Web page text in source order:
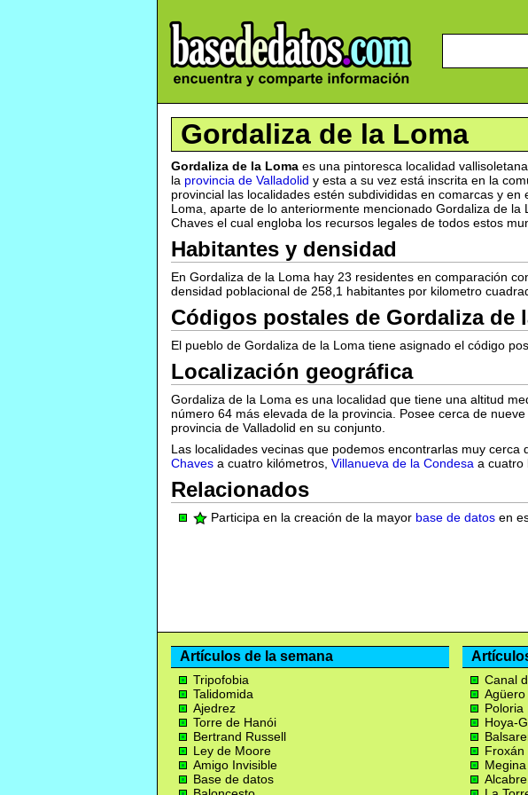
Gordaliza de la Loma
Gordaliza de la Loma es una pintoresca localidad
la provincia de Valladolid y esta a su vez está inscrita en la
provincial las localidades estén subdivididas en comarcas y
Loma, aparte de lo anteriormente mencionado Gordaliza de
Chaves el cual engloba los recursos legales de todos estos
Habitantes y densidad
En Gordaliza de la Loma hay 23 residentes en comparación
densidad poblacional de 258,1 habitantes por kilometro
Códigos postales de Gordaliza de
El pueblo de Gordaliza de la Loma tiene asignado el código
Localización geográfica
Gordaliza de la Loma es una localidad que tiene una altitud
número 64 más elevada de la provincia. Posee cerca de
provincia de Valladolid en su conjunto.
Las localidades vecinas que podemos encontrarlas muy cerca
Chaves a cuatro kilómetros, Villanueva de la Condesa a cuatro
Relacionados
Participa en la creación de la mayor base de datos en
Artículos de la semana
Tripofobia
Talidomida
Ajedrez
Torre de Hanói
Bertrand Russell
Ley de Moore
Amigo Invisible
Base de datos
Canal
Agüero
Poloria
Hoya-
Froxán
Megina
Alcabre